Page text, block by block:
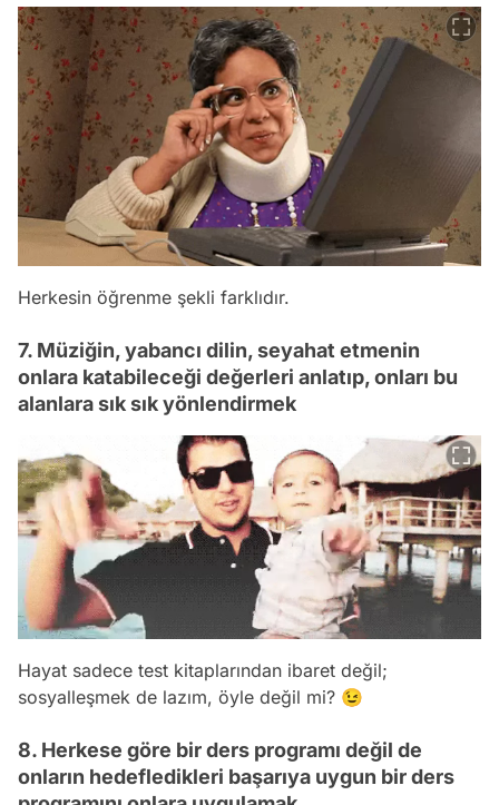
Herkesin öğrenme şekli farklıdır.
7. Müziğin, yabancı dilin, seyahat etmenin
onlara katabileceği değerleri anlatıp, onları bu
alanlara sık sık yönlendirmek
Hayat sadece test kitaplarından ibaret değil;
sosyalleşmek de lazım, öyle değil mi? 😉
8. Herkese göre bir ders programı değil de
onların hedefledikleri başarıya uygun bir ders